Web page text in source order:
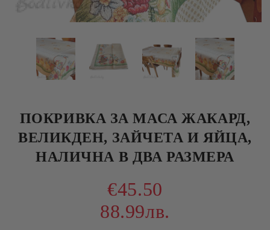
ПОКРИВКА ЗА МАСА ЖАКАРД,
ВЕЛИКДЕН, ЗАЙЧЕТА И ЯЙЦА,
НАЛИЧНА В ДВА РАЗМЕРА
€45.50
88.99лв.